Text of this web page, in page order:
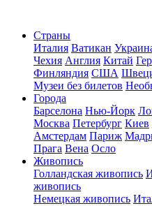
Страны
Италия Ватикан
Чехия Англия Китай
Финляндия США
Музеи без билетов
Города
Барселона Нью-Йорк
Москва Петербург Киев
Амстердам Париж
Прага Вена Осло
Живопись
Голландская живопись
живопись
Немецкая живопись